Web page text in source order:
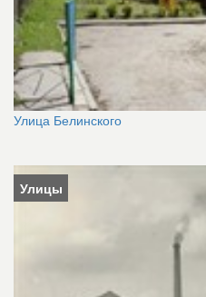
Улица Белинского
Улицы